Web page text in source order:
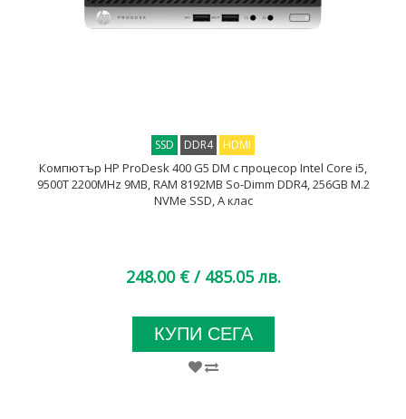
SSD DDR4 HDMI
Компютър HP ProDesk 400 G5 DM с процесор Intel Core i5,
9500T 2200MHz 9MB, RAM 8192MB So-Dimm DDR4, 256GB M.2
NVMe SSD, A клас
248.00 € / 485.05 лв.
КУПИ СЕГА